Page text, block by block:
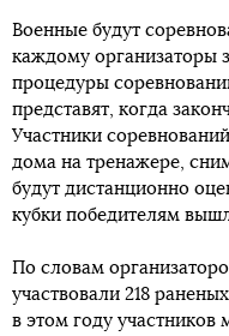
Военные будут
каждому организаторы
процедуры
представят, когда
Участники
дома на тренажере,
будут дистанционно
кубки победителям
По словам
участвовали 218
в этом году